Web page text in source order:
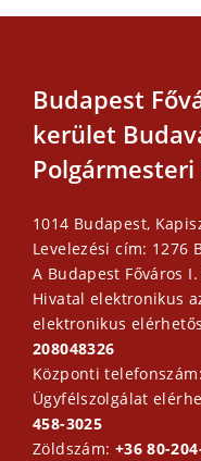
Budapest
kerület
1014 Budapest,
Levelezési cím: 1276
A Budapest Főváros
Hivatal elektronikus
elektronikus
208048326
Központi
Ügyfélszolgálat
458-3025
Zöldszám: +36 80-